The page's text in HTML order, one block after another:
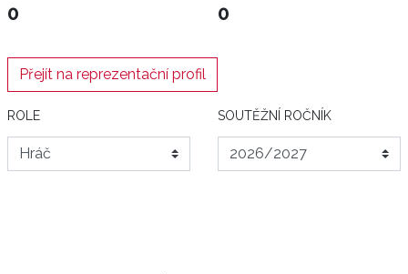
0 0
Přejít na reprezentační profil
ROLE SOUTĚŽNÍ ROČNÍK